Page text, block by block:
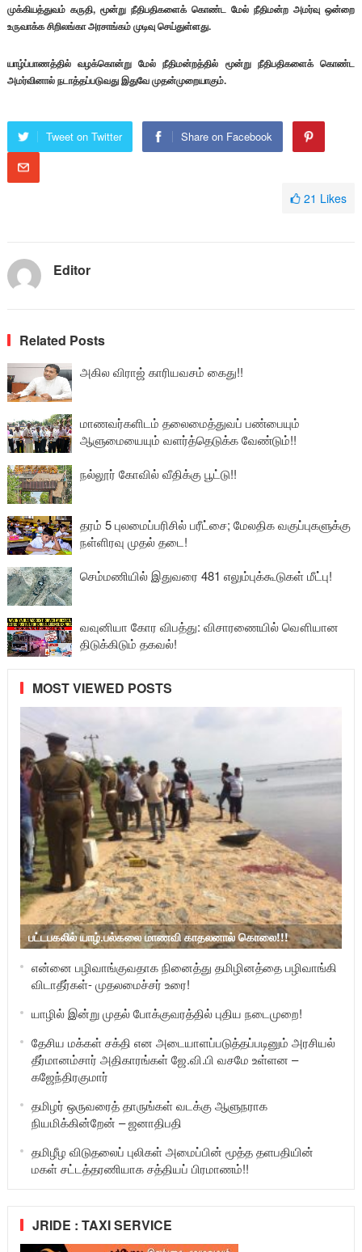
முக்கியத்துவம் கருதி, மூன்று நீதிபதிகளைக் கொண்ட மேல் நீதிமன்ற அமர்வு ஒன்றை
உருவாக்க சிறிலங்கா அரசாங்கம் முடிவு செய்துள்ளது.
யாழ்ப்பாணத்தில் வழக்கொன்று மேல் நீதிமன்றத்தில் மூன்று நீதிபதிகளைக் கொண்ட
அமர்வினால் நடாத்தப்படுவது இதுவே முதன்முறையாகும்.
Tweet on Twitter Share on Facebook
21 Likes
Editor
Related Posts
அகில விராஜ் காரியவசம் கைது!!
மாணவர்களிடம் தலைமைத்துவப் பண்பையும்
ஆளுமையையும் வளர்த்தெடுக்க வேண்டும்!!
நல்லூர் கோவில் வீதிக்கு பூட்டு!!
தரம் 5 புலமைப்பரிசில் பரீட்சை; மேலதிக வகுப்புகளுக்கு
நள்ளிரவு முதல் தடை!
செம்மணியில் இதுவரை 481 எலும்புக்கூடுகள் மீட்பு!
வவுனியா கோர விபத்து: விசாரணையில் வௌியான
திடுக்கிடும் தகவல்!
MOST VIEWED POSTS
பட்டபகலில் யாழ்.பல்கலை மாணவி காதலனால் கொலை!!!
என்னை பழிவாங்குவதாக நினைத்து தமிழினத்தை பழிவாங்கி
விடாதீர்கள்- முதலமைச்சர் உரை!
யாழில் இன்று முதல் போக்குவரத்தில் புதிய நடைமுறை!
தேசிய மக்கள் சக்தி என அடையாளப்படுத்தப்படினும் அரசியல்
தீர்மானம்சார் அதிகாரங்கள் ஜே.வி.பி வசமே உள்ளன –
கஜேந்திரகுமார்
தமிழர் ஒருவரைத் தாருங்கள் வடக்கு ஆளுநராக
நியமிக்கின்றேன் – ஜனாதிபதி
தமிழீழ விடுதலைப் புலிகள் அமைப்பின் மூத்த தளபதியின்
மகள் சட்டத்தரணியாக சத்தியப் பிரமாணம்!!
JRIDE : TAXI SERVICE